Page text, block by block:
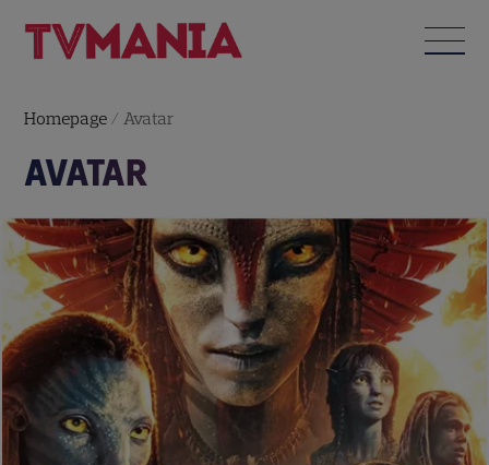
Homepage / Avatar
AVATAR